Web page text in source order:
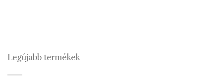
Legújabb termékek